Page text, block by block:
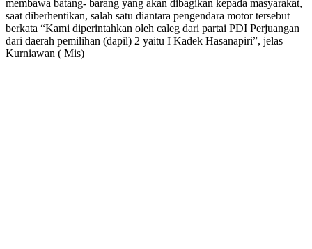
membawa batang- barang yang akan dibagikan kepada masyarakat,
saat diberhentikan, salah satu diantara pengendara motor tersebut
berkata “Kami diperintahkan oleh caleg dari partai PDI Perjuangan
dari daerah pemilihan (dapil) 2 yaitu I Kadek Hasanapiri”, jelas
Kurniawan ( Mis)